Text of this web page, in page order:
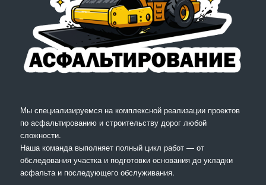
Мы специализируемся на комплексной реализации проектов
по асфальтированию и строительству дорог любой
сложности.
Наша команда выполняет полный цикл работ — от
обследования участка и подготовки основания до укладки
асфальта и последующего обслуживания.